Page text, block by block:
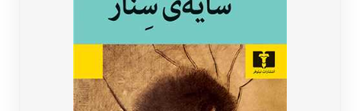
ادبیات روسیه
ادبیات آمریکای لاتین
ادبیات آلمان
ادبیات ترکیه